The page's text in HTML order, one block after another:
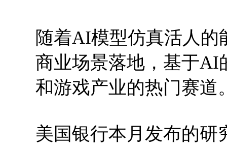
随着AI模型仿真活人
商业场景落地，基于AI
和游戏产业的热门赛道
美国银行本月发布的研